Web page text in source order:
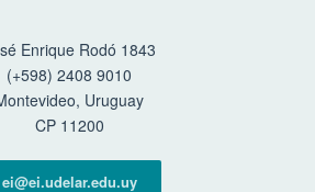
Enrique Rodó 1843
(+598) 2408 9010
Uruguay
CP 11200
ei@ei.udelar.edu.uy